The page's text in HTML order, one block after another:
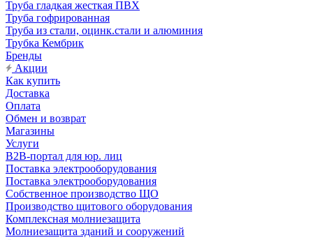
Труба гладкая жесткая ПВХ
Труба гофрированная
Труба из стали, оцинк.стали и алюминия
Трубка Кембрик
Бренды
Акции
Как купить
Доставка
Оплата
Обмен и возврат
Магазины
Услуги
B2B-портал для юр. лиц
Поставка электрооборудования
Поставка электрооборудования
Собственное производство ЩО
Производство щитового оборудования
Комплексная молниезащита
Молниезащита зданий и сооружений